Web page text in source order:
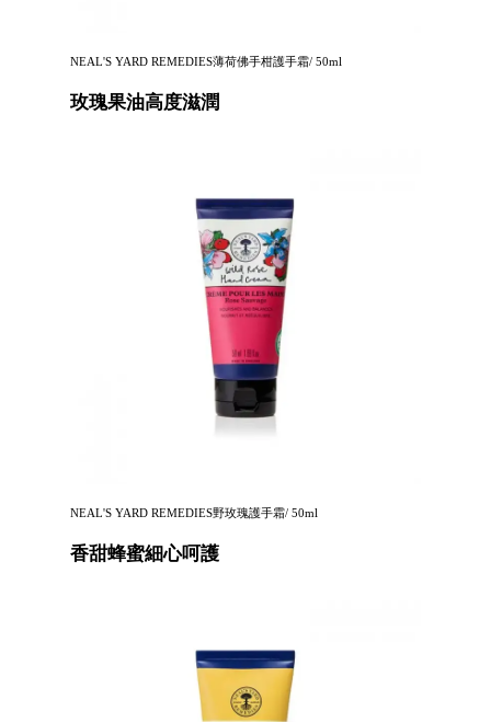
NEAL'S YARD REMEDIES薄荷佛手柑護手霜/ 50ml
玫瑰果油高度滋潤
NEAL'S YARD REMEDIES野玫瑰護手霜/ 50ml
香甜蜂蜜細心呵護